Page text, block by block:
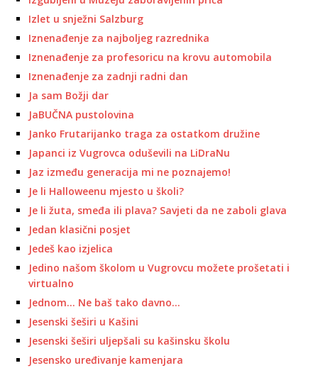
Izlet u snježni Salzburg
Iznenađenje za najboljeg razrednika
Iznenađenje za profesoricu na krovu automobila
Iznenađenje za zadnji radni dan
Ja sam Božji dar
JaBUČNA pustolovina
Janko Frutarijanko traga za ostatkom družine
Japanci iz Vugrovca oduševili na LiDraNu
Jaz između generacija mi ne poznajemo!
Je li Halloweenu mjesto u školi?
Je li žuta, smeđa ili plava? Savjeti da ne zaboli glava
Jedan klasični posjet
Jedeš kao izjelica
Jedino našom školom u Vugrovcu možete prošetati i
virtualno
Jednom… Ne baš tako davno…
Jesenski šeširi u Kašini
Jesenski šeširi uljepšali su kašinsku školu
Jesensko uređivanje kamenjara